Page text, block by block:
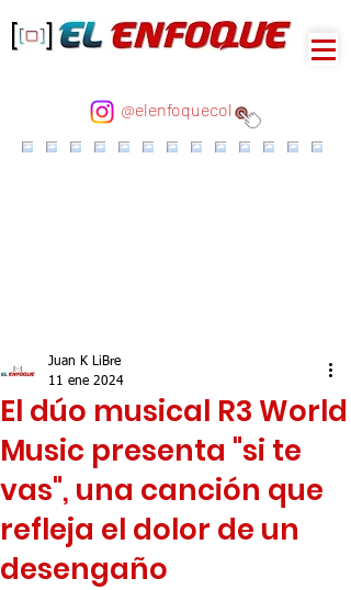
@elenfoquecol
El dúo musical R3 World
Music presenta "si te
vas", una canción que
refleja el dolor de un
desengaño
Juan K LiBre
11 ene 2024